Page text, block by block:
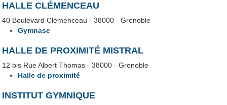
HALLE CLÉMENCEAU
40 Boulevard Clémenceau - 38000 - Grenoble
Gymnase
HALLE DE PROXIMITÉ MISTRAL
12 bis Rue Albert Thomas - 38000 - Grenoble
Halle de proximité
INSTITUT GYMNIQUE